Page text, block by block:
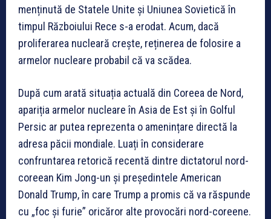
menținută de Statele Unite și Uniunea Sovietică în
timpul Războiului Rece s-a erodat. Acum, dacă
proliferarea nucleară crește, reținerea de folosire a
armelor nucleare probabil că va scădea.
După cum arată situația actuală din Coreea de Nord,
apariția armelor nucleare în Asia de Est și în Golful
Persic ar putea reprezenta o amenințare directă la
adresa păcii mondiale. Luați în considerare
confruntarea retorică recentă dintre dictatorul nord-
coreean Kim Jong-un și președintele American
Donald Trump, în care Trump a promis că va răspunde
cu „foc și furie” oricăror alte provocări nord-coreene.